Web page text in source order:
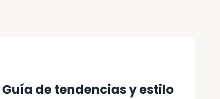
de tendencias y estilo